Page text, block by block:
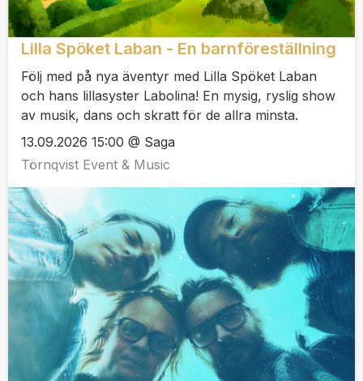
Lilla Spöket Laban - En barnföreställning
Följ med på nya äventyr med Lilla Spöket Laban
och hans lillasyster Labolina! En mysig, ryslig show
av musik, dans och skratt för de allra minsta.
13.09.2026 15:00 @ Saga
Törnqvist Event & Music